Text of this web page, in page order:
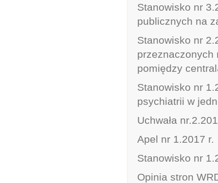
Stanowisko nr
publicznych na
Stanowisko nr
przeznaczonych
pomiędzy
Stanowisko nr
psychiatrii w
Uchwała
Apel nr 1.2017 r.
Stanowisko nr
Opinia stron